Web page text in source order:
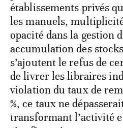
établissements privés
les manuels,
opacité dans la gestion
accumulation des
s’ajoutent le refus de
de livrer les libraires
violation du taux de
%, ce taux ne
transformant l’activité